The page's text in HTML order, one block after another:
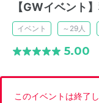
【GWイベント
イベント ～29人
5.00
このイベントは終了し